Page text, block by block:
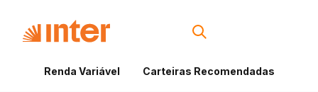
Renda Variável Carteiras Recomendadas